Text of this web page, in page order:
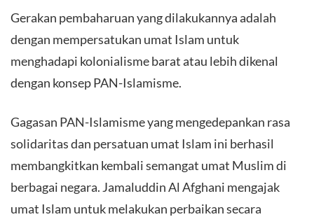
Gerakan pembaharuan yang dilakukannya adalah
dengan mempersatukan umat Islam untuk
menghadapi kolonialisme barat atau lebih dikenal
dengan konsep PAN-Islamisme.
Gagasan PAN-Islamisme yang mengedepankan rasa
solidaritas dan persatuan umat Islam ini berhasil
membangkitkan kembali semangat umat Muslim di
berbagai negara. Jamaluddin Al Afghani mengajak
umat Islam untuk melakukan perbaikan secara